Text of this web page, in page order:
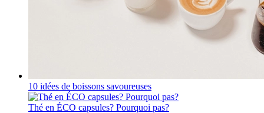
10 idées de boissons savoureuses
Thé en ÉCO capsules? Pourquoi pas?